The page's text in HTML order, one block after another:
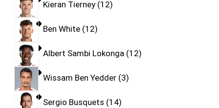
Kieran Tierney 12
Ben White 12
Albert Sambi Lokonga 12
Wissam Ben Yedder 3
Sergio Busquets 14